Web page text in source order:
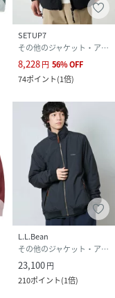
SETUP7
その他のジャケット・アウター
8,228円 56%OFF
74ポイント(1倍)
L.L.Bean
その他のジャケット・アウター
23,100円
210ポイント(1倍)